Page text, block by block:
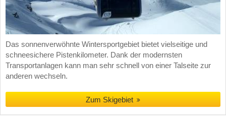
Das sonnenverwöhnte Wintersportgebiet bietet vielseitige und
schneesichere Pistenkilometer. Dank der modernsten
Transportanlagen kann man sehr schnell von einer Talseite zur
anderen wechseln.
Zum Skigebiet